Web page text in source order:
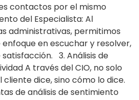
contactos por el mismo
del Especialista: Al
administrativas, permitimos
en escuchar y resolver,
3. Análisis de
A través del CIO, no solo
dice, sino cómo lo dice.
de análisis de sentimiento